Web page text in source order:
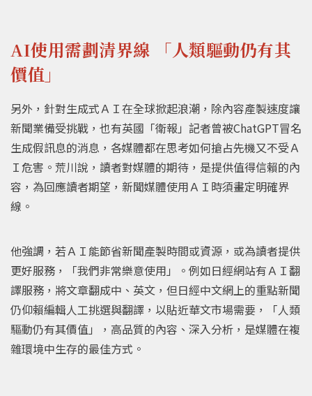
AI使用需劃清界線 「人類驅動仍有其
價值」
另外，針對生成式ＡＩ在全球掀起浪潮，除內容產製速度讓
新聞業備受挑戰，也有英國「衛報」記者曾被ChatGPT冒名
生成假訊息的消息，各媒體都在思考如何搶占先機又不受Ａ
Ｉ危害。荒川說，讀者對媒體的期待，是提供值得信賴的內
容，為回應讀者期望，新聞媒體使用ＡＩ時須畫定明確界
線。
他強調，若ＡＩ能節省新聞產製時間或資源，或為讀者提供
更好服務，「我們非常樂意使用」。例如日經網站有ＡＩ翻
譯服務，將文章翻成中、英文，但日經中文網上的重點新聞
仍仰賴編輯人工挑選與翻譯，以貼近華文市場需要，「人類
驅動仍有其價值」，高品質的內容、深入分析，是媒體在複
雜環境中生存的最佳方式。